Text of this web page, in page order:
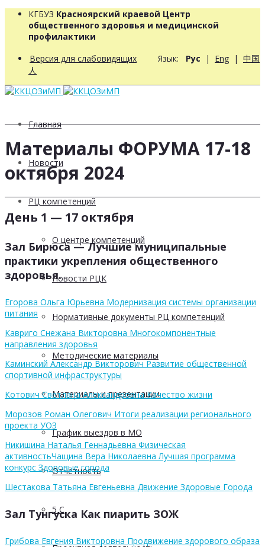
КГБУЗ Красноярский краевой Центр
общественного здоровья и медицинской
профилактики
Версия для слабовидящих Язык: Рус | Eng | 中国
人
Главная
Новости
РЦ компетенций
О центре компетенций
Новости РЦК
Нормативные документы РЦ компетенций
Методические материалы
Материалы и презентации
График выездов в МО
Отчетность
5 С
Материалы ФОРУМА 17-18
октября 2024
День 1 — 17 октября
Зал Бирюса — Лучшие муниципальные
практики укрепления общественного
здоровья.
Егорова Ольга Юрьевна Модернизация системы организации
питания
Кавриго Снежана Викторовна Многокомпонентные
направления здоровья
Каминский Александр Викторович Развитие общественной
спортивной инфраструктуры
Котович Светлана Александровна Качество жизни
Морозов Роман Олегович Итоги реализации регионального
проекта УОЗ
Никишина Наталья Геннадьевна Физическая
активностьЧащина Вера Николаевна Лучшая программа
конкурс Здоровые города
Шестакова Татьяна Евгеньевна Движение Здоровые Города
Зал Тунгуска Как пиарить ЗОЖ
Грибова Евгения Викторовна Продвижение здорового образа